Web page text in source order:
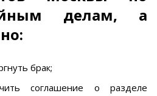
делам, а
брак;
соглашение о разделе